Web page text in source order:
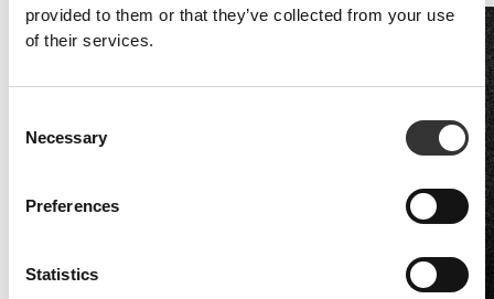
provided to them or that they’ve collected from your use
of their services.
Selection
Necessary
Preferences
Statistics